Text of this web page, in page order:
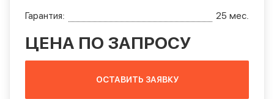
Гарантия: 25 мес.
ЦЕНА ПО ЗАПРОСУ
ОСТАВИТЬ ЗАЯВКУ